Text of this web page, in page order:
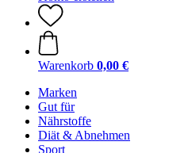
Warenkorb 0,00 €
Marken
Gut für
Nährstoffe
Diät & Abnehmen
Sport